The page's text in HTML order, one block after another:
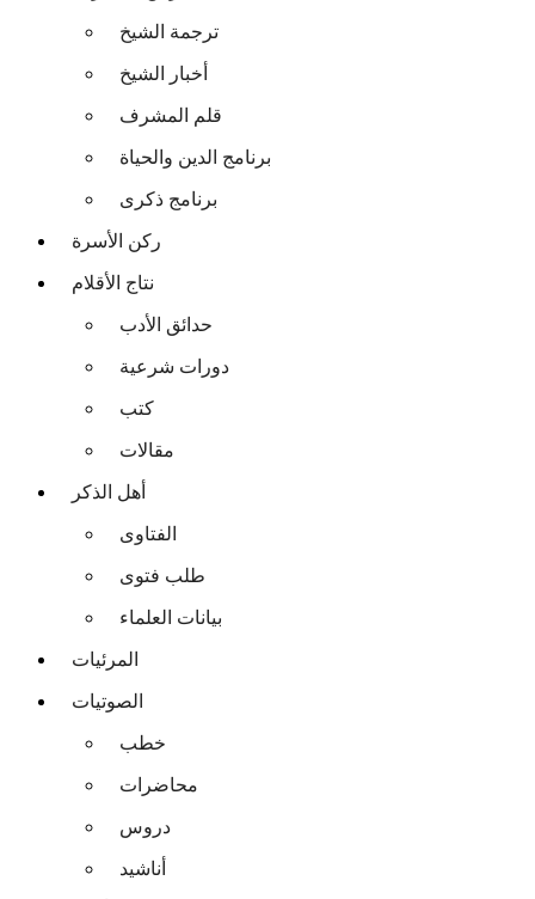
ترجمة الشيخ
أخبار الشيخ
قلم المشرف
برنامج الدين والحياة
برنامج ذكرى
ركن الأسرة
نتاج الأقلام
حدائق الأدب
دورات شرعية
كتب
مقالات
أهل الذكر
الفتاوى
طلب فتوى
بيانات العلماء
المرئيات
الصوتيات
خطب
محاضرات
دروس
أناشيد